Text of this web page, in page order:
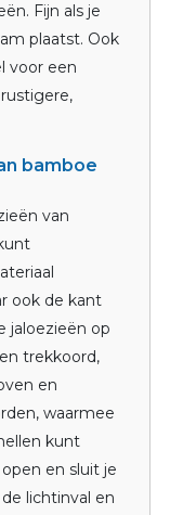
Fijn als je
plaatst. Ook
voor een
bamboe
van
ook de kant
jaloezieën op
trekkoord,
en
waarmee
kunt
en sluit je
lichtinval en